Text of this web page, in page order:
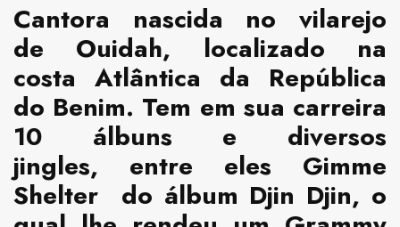
Cantora nascida no vilarejo
de Ouidah, localizado na
costa Atlântica da República
do Benim. Tem em sua carreira
10 álbuns e diversos
jingles, entre eles Gimme
Shelter do álbum Djin Djin, o